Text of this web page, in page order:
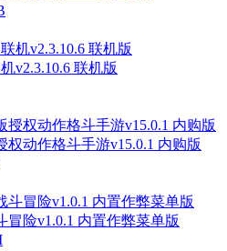
v2.3.10.6 联机版
动作格斗手游v15.0.1 内购版
险v1.0.1 内置作弊菜单版